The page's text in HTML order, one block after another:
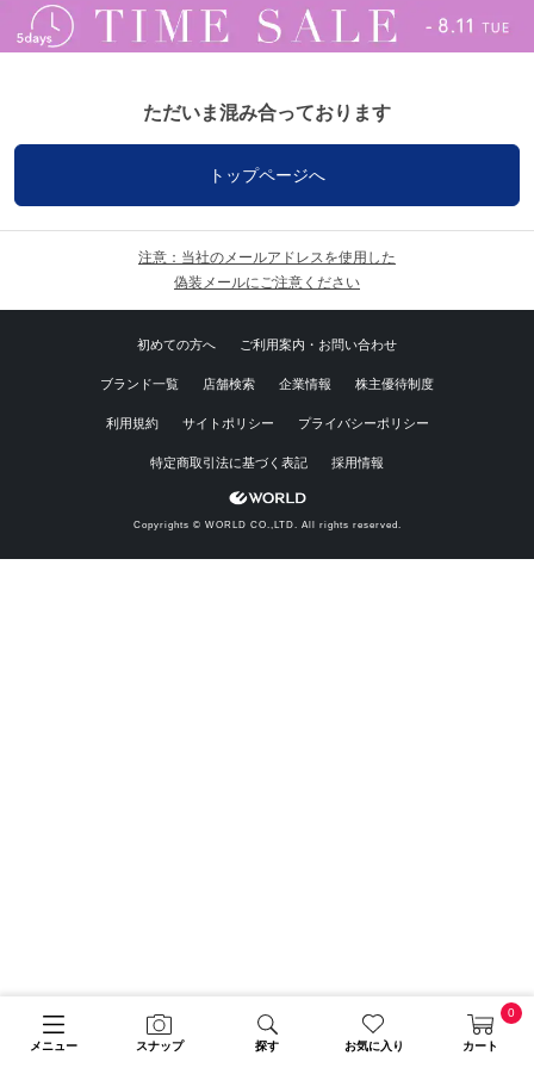
メニュー スナップ 探す お気に入り カート
0
ただいま混み合っております
トップページへ
注意：当社のメールアドレスを使用した
偽装メールにご注意ください
初めての方へ ご利用案内・お問い合わせ
ブランド一覧 店舗検索 企業情報 株主優待制度
利用規約 サイトポリシー プライバシーポリシー
特定商取引法に基づく表記 採用情報
Copyrights © WORLD CO.,LTD. All rights reserved.